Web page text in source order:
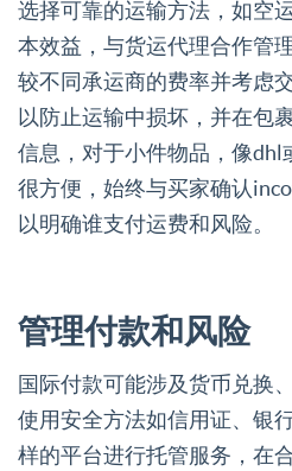
选择可靠的运输方法，如空
本效益，与货运代理合作管
较不同承运商的费率并考虑
以防止运输中损坏，并在包
信息，对于小件物品，像dhl
很方便，始终与买家确认
以明确谁支付运费和风险。
管理付款和风险
国际付款可能涉及货币兑换
使用安全方法如信用证、银
样的平台进行托管服务，在